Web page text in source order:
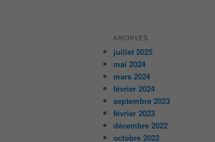
ARCHIVES
juillet 2025
mai 2024
mars 2024
février 2024
septembre 2023
février 2023
décembre 2022
octobre 2022